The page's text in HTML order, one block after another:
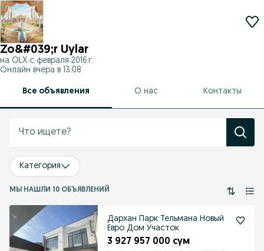
Zo&#039;r Uylar
на OLX с февраля 2016 г.
Онлайн вчера в 13:08
Все объявления О нас Контакты
Категория
МЫ НАШЛИ 10 ОБЪЯВЛЕНИЙ
Дархан Парк Тельмана Новый
Евро Дом Участок
3 927 957 000 сум